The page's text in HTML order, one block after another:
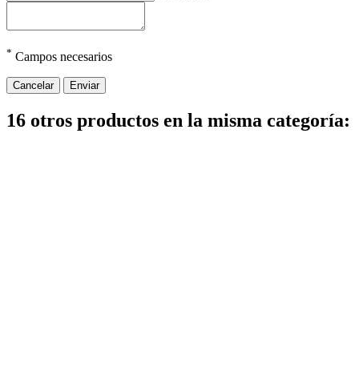
* Campos necesarios
Cancelar Enviar
16 otros productos en la misma categoría: